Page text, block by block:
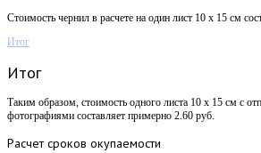
Стоимость чернил в расчете на один лист 10 х 15 см
Итог
Итог
Таким образом, стоимость одного листа 10 х 15 см с
фотографиями составляет примерно 2.60 руб.
Расчетсроков окупаемости